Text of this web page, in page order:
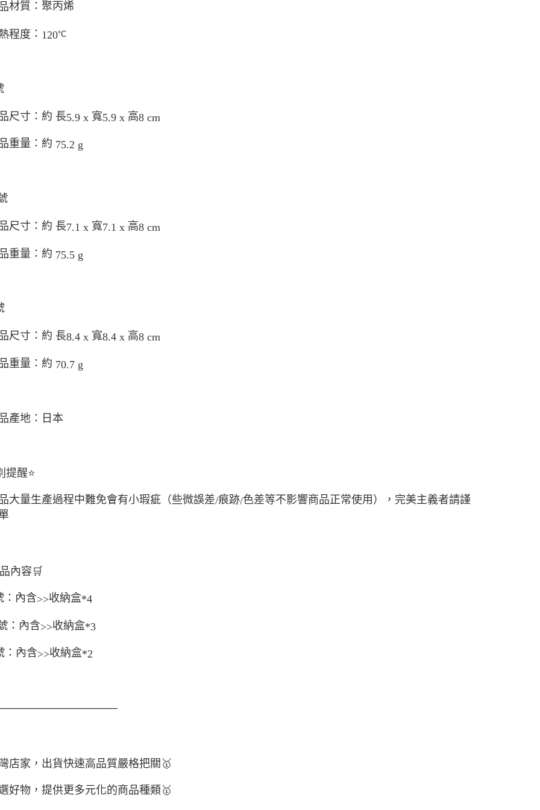
材質：聚丙烯
程度 ： 120°C
尺寸：約 長5.9 x 寬5.9 x 高8 cm
重量：約 75.2 g
尺寸：約 長7.1 x 寬7.1 x 高8 cm
重量：約 75.5 g
尺寸：約 長8.4 x 寬8.4 x 高8 cm
重量：約 70.7 g
產地：日本
提醒⭐
大量生產過程中難免會有小瑕疵（些微誤差/痕跡/色差等不影響商品正常使用），完美主義者請謹
內容 🛒
：內含>>收納盒*4
：內含>>收納盒*3
：內含>>收納盒*2
店家，出貨快速高品質嚴格把關 🥇
好物 ，提供更多元化的商品種類 🥇